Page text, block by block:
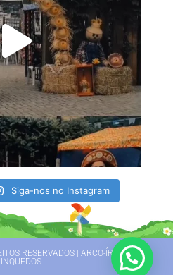
Siga-nos no Instagram
RESERVADOS | ARCO-ÍRIS